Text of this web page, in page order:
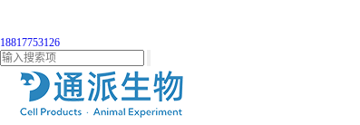
18817753126